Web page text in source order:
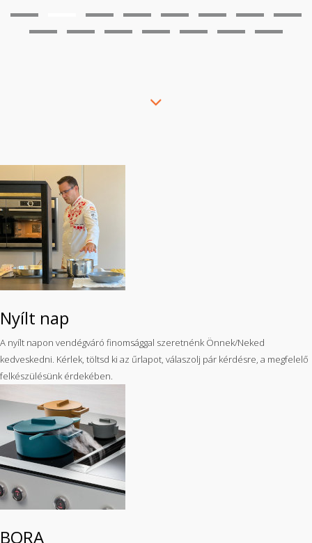
Nyílt nap
A nyílt napon vendégváró finomsággal szeretnénk Önnek/Neked
kedveskedni. Kérlek, töltsd ki az űrlapot, válaszolj pár kérdésre, a megfelelő
felkészülésünk érdekében.
BORA